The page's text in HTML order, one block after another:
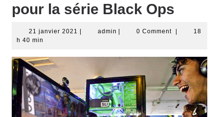
pour la série Black Ops
21 janvier 2021 21
admin admin 0 Comment
18
h 40 min